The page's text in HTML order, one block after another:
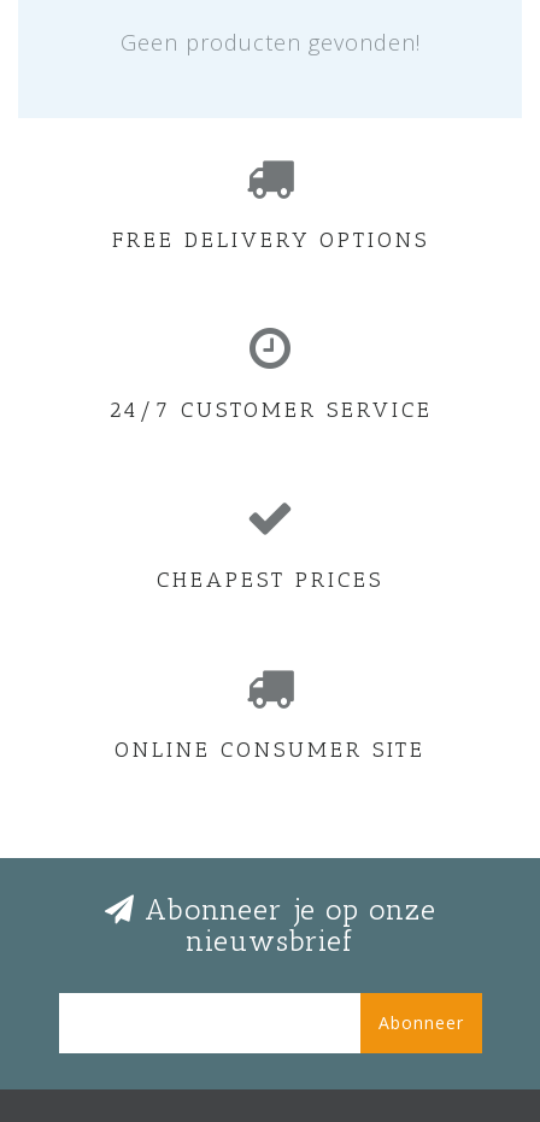
Geen producten gevonden!
FREE DELIVERY OPTIONS
24/7 CUSTOMER SERVICE
CHEAPEST PRICES
ONLINE CONSUMER SITE
Abonneer je op onze
nieuwsbrief
Abonneer